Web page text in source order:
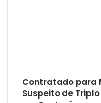
Contratado para
Suspeito de